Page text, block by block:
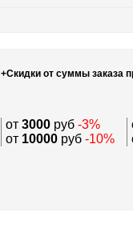
+Скидки от суммы заказа
от3000руб -3%
от 10000руб -10%